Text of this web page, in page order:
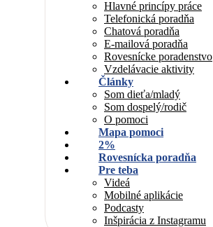
Hlavné princípy práce
Telefonická poradňa
Chatová poradňa
E-mailová poradňa
Rovesnícke poradenstvo
Vzdelávacie aktivity
Články
Som dieťa/mladý
Som dospelý/rodič
O pomoci
Mapa pomoci
2%
Rovesnícka poradňa
Pre teba
Videá
Mobilné aplikácie
Podcasty
Inšpirácia z Instagramu